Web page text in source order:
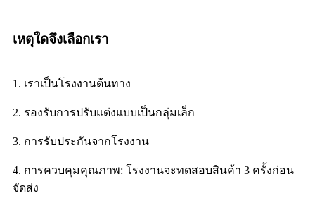
เหตุใดจึงเลือกเรา
1. เราเป็นโรงงานต้นทาง
2. รองรับการปรับแต่งแบบเป็นกลุ่มเล็ก
3. การรับประกันจากโรงงาน
4. การควบคุมคุณภาพ: โรงงานจะทดสอบสินค้า 3 ครั้งก่อน
จัดส่ง